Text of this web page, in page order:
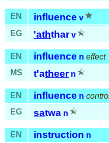
EN influence v
EG
'aththar v
EN influence n effect
MS
t'atheer n
EN influence n
EG
satwa n
EN instruction n